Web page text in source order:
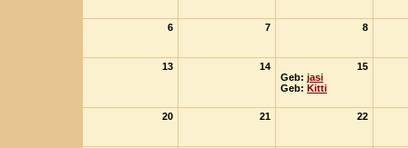
6 7 8
13 14
15
Geb: jasi
Geb: Kitti
20 21 22